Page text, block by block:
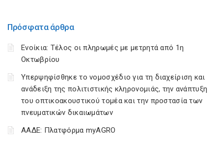
Πρόσφατα άρθρα
Ενοίκια: Τέλος οι πληρωμές με μετρητά από 1η
Οκτωβρίου
Υπερψηφίσθηκε το νομοσχέδιο για τη διαχείριση και
ανάδειξη της πολιτιστικής κληρονομιάς, την ανάπτυξη
του οπτικοακουστικού τομέα και την προστασία των
πνευματικών δικαιωμάτων
ΑΑΔΕ: Πλατφόρμα myAGRO